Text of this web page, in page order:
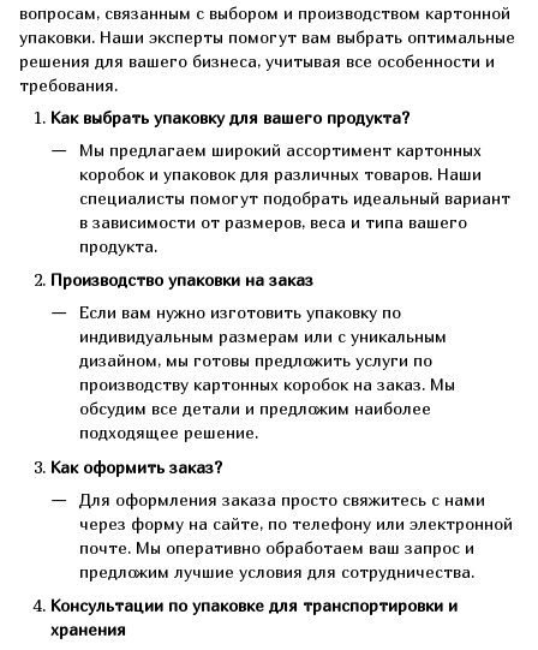
вопросам, связанным с выбором и производством картонной
упаковки. Наши эксперты помогут вам выбрать оптимальные
решения для вашего бизнеса, учитывая все особенности и
требования.
Как выбрать упаковку для вашего продукта?
Мы предлагаем широкий ассортимент картонных
коробок и упаковок для различных товаров. Наши
специалисты помогут подобрать идеальный вариант
в зависимости от размеров, веса и типа вашего
продукта.
Производство упаковки на заказ
Если вам нужно изготовить упаковку по
индивидуальным размерам или с уникальным
дизайном, мы готовы предложить услуги по
производству картонных коробок на заказ. Мы
обсудим все детали и предложим наиболее
подходящее решение.
Как оформить заказ?
Для оформления заказа просто свяжитесь с нами
через форму на сайте, по телефону или электронной
почте. Мы оперативно обработаем ваш запрос и
предложим лучшие условия для сотрудничества.
Консультации по упаковке для транспортировки и
хранения